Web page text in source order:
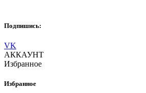
Подпишись:
VK
АККАУНТ
Избранное
Избранное